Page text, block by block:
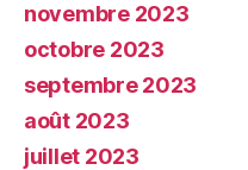
novembre 2023
octobre 2023
septembre 2023
août 2023
juillet 2023